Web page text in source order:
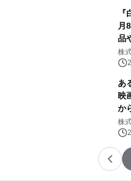
月
品
株
あ
映
か
ペ
株